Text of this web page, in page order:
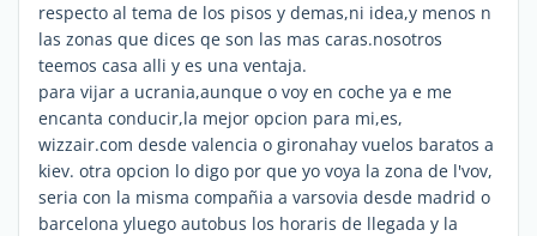
respecto al tema de los pisos y demas,ni idea,y menos n
las zonas que dices qe son las mas caras.nosotros
teemos casa alli y es una ventaja.
para vijar a ucrania,aunque o voy en coche ya e me
encanta conducir,la mejor opcion para mi,es,
wizzair.com desde valencia o gironahay vuelos baratos a
kiev. otra opcion lo digo por que yo voya la zona de l'vov,
seria con la misma compañia a varsovia desde madrid o
barcelona yluego autobus los horaris de llegada y la